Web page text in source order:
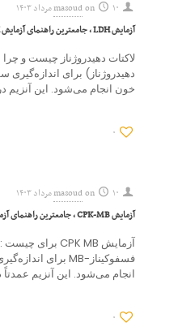
masoudon
۱۰ مرداد ۱۴۰۳
آزمایش LDH ، جامعترین راهنمای آزمایش LDH
دهیدروژناز) برای اندازه‌گیری
خون انجام می‌شود. این آنزیم
۰
masoudon
۱۰ مرداد ۱۴۰۳
آزمایش CPK-MB ، جامعترین راهنمای آزمایش CPK-MB
انجام می‌شود. این آنزیم
۰